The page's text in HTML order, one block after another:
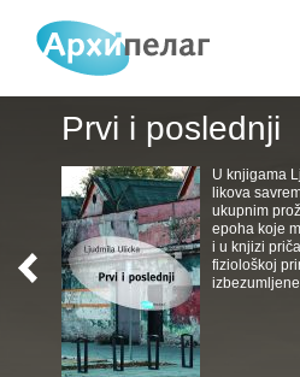
Prvi i poslednji
U knjigama
likova
ukupnim
epoha koje
i u knjizi
fiziološkoj